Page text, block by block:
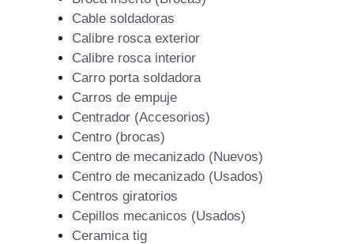
Cable soldadoras
Calibre rosca exterior
Calibre rosca interior
Carro porta soldadora
Carros de empuje
Centrador (Accesorios)
Centro (brocas)
Centro de mecanizado (Nuevos)
Centro de mecanizado (Usados)
Centros giratorios
Cepillos mecanicos (Usados)
Ceramica tig